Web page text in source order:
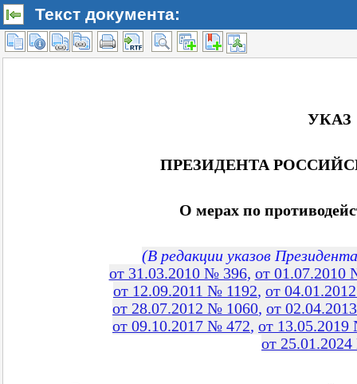
Текст документа: